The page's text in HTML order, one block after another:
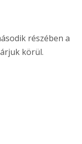
részében a
körül.